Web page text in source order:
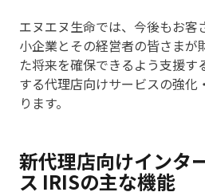
エヌエヌ生命では、今後もお客
小企業とその経営者の皆さまが
た将来を確保できるよう支援す
する代理店向けサービスの強化
ります。
新代理店向けインタ
ス IRISの主な機能